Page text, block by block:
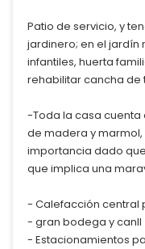
Patio de servicio, y
jardinero; en el jardín
infantiles, huerta
rehabilitar cancha de
-Toda la casa cuenta
de madera y
importancia dado
que implica una
- Calefacción central
- gran bodega y canll
- Estacionamientos